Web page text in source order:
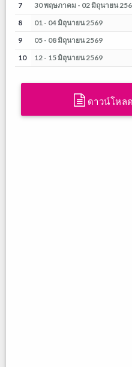
7 30 พฤษภาคม - 02 มิถุนายน
8 01 - 04 มิถุนายน 2569
9 05 - 08 มิถุนายน 2569
10 12 - 15 มิถุนายน 2569
ดาวน์โหล